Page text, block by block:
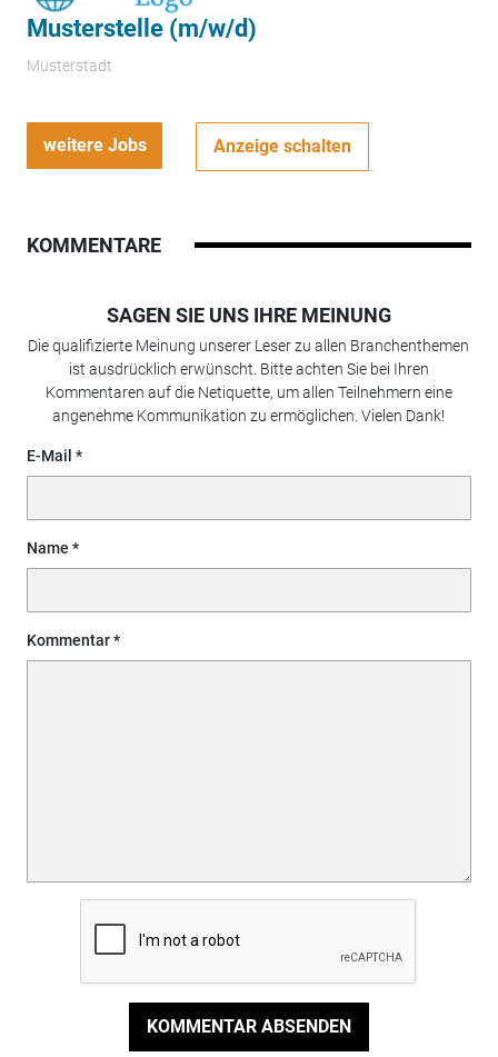
Musterstelle (m/w/d)
Musterstadt
weitere Jobs Anzeige schalten
KOMMENTARE
SAGEN SIE UNS IHRE MEINUNG
Die qualifizierte Meinung unserer Leser zu allen Branchenthemen
ist ausdrücklich erwünscht. Bitte achten Sie bei Ihren
Kommentaren auf die Netiquette, um allen Teilnehmern eine
angenehme Kommunikation zu ermöglichen. Vielen Dank!
E-Mail
Name
Kommentar
KOMMENTAR ABSENDEN